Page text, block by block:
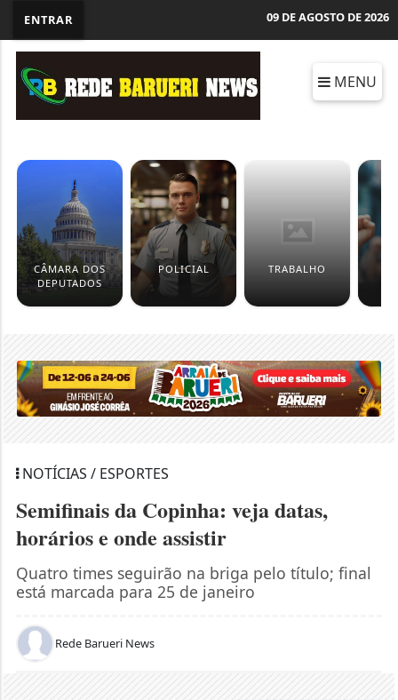
ENTRAR 09 DE AGOSTO DE 2026
MENU
CÂMARA DOS
DEPUTADOS
POLICIAL TRABALHO
NOTÍCIAS / ESPORTES
Semifinais da Copinha: veja datas,
horários e onde assistir
Quatro times seguirão na briga pelo título; final
está marcada para 25 de janeiro
Rede Barueri News